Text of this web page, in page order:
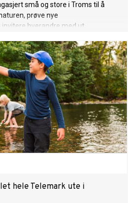
små og store i Troms til å
prøve nye
hverandre med ut.
hele Telemark ute i